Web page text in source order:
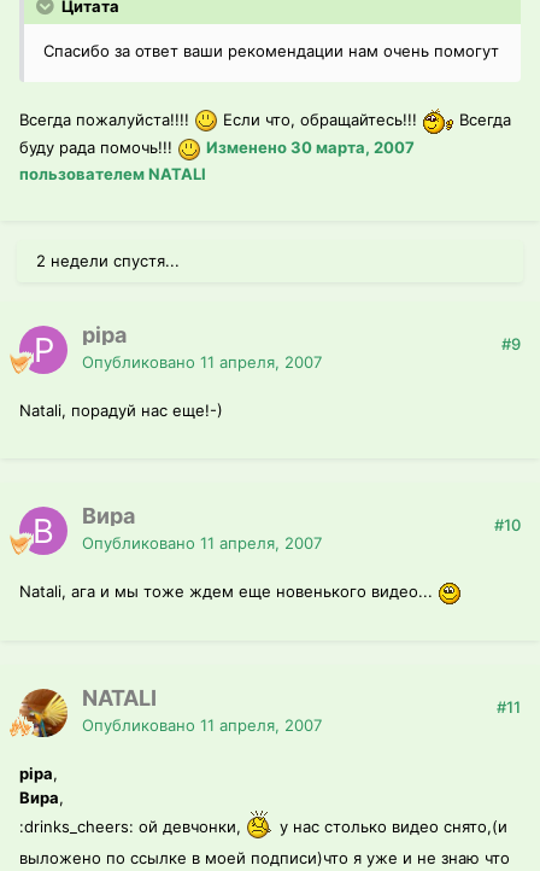
Цитата
Спасибо за ответ ваши рекомендации нам очень помогут
Всегда пожалуйста!!!! Если что, обращайтесь!!!
Всегда
буду рада помочь!!!
Изменено30 марта, 2007
пользователем NATALI
2 недели спустя...
pipa
Опубликовано 11 апреля, 2007
#9
Natali, порадуй нас еще!-)
Вира
Опубликовано 11 апреля, 2007
#10
Natali, ага и мы тоже ждем еще новенького видео...
NATALI
Опубликовано 11 апреля, 2007
#11
pipa,
Вира,
:drinks_cheers: ой девчонки,
у нас столько видео снято,(и
выложено по ссылке в моей подписи)что я уже и не знаю что